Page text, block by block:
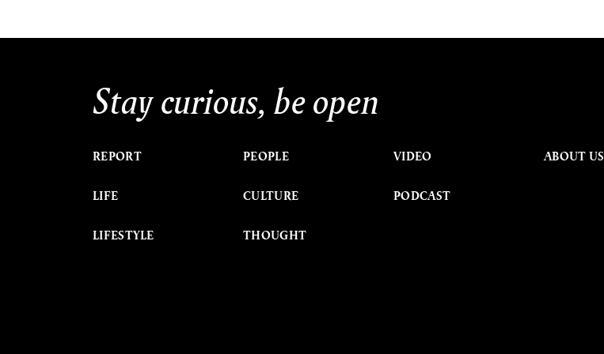
Stay curious, be open
REPORT
LIFE
LIFESTYLE
PEOPLE
CULTURE
THOUGHT
VIDEO
PODCAST
ABOUT US